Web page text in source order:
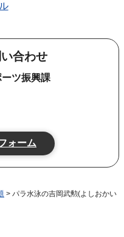
合わせ
ツ振興課
> パラ水泳の吉岡武勲(よしおかい